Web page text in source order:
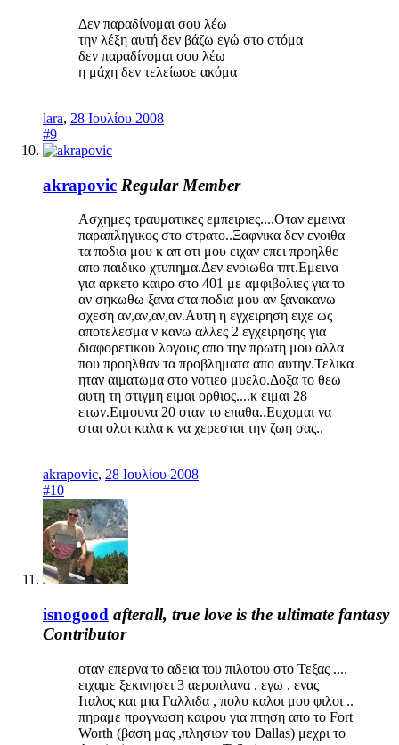
Δεν παραδίνομαι σου λέω
την λέξη αυτή δεν βάζω εγώ στο στόμα
δεν παραδίνομαι σου λέω
η μάχη δεν τελείωσε ακόμα
lara, 28 Ιουλίου 2008
#9
akrapovic Regular Member
Ασχημες τραυματικες εμπειριες....Οταν εμεινα
παραπληγικος στο στρατο..Ξαφνικα δεν ενοιθα
τα ποδια μου κ απ οτι μου ειχαν επει προηλθε
απο παιδικο χτυπημα.Δεν ενοιωθα τπτ.Εμεινα
για αρκετο καιρο στο 401 με αμφιβολιες για το
αν σηκωθω ξανα στα ποδια μου αν ξανακανω
σχεση αν,αν,αν,αν.Αυτη η εγχειρηση ειχε ως
αποτελεσμα ν κανω αλλες 2 εγχειρησης για
διαφορετικου λογους απο την πρωτη μου αλλα
που προηλθαν τα προβληματα απο αυτην.Τελικα
ηταν αιματωμα στο νοτιεο μυελο.Δοξα το θεω
αυτη τη στιγμη ειμαι ορθιος....κ ειμαι 28
ετων.Ειμουνα 20 οταν το επαθα..Ευχομαι να
σται ολοι καλα κ να χερεσται την ζωη σας..
akrapovic, 28 Ιουλίου 2008
#10
isnogood afterall, true love is the ultimate fantasy
Contributor
οταν επερνα το αδεια του πιλοτου στο Τεξας ....
ειχαμε ξεκινησει 3 αεροπλανα , εγω , ενας
Ιταλος και μια Γαλλιδα , πολυ καλοι μου φιλοι ..
πηραμε προγνωση καιρου για πτηση απο το Fort
Worth (βαση μας ,πλησιον του Dallas) μεχρι το